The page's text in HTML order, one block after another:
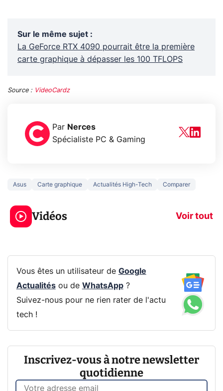
Sur le même sujet :
La GeForce RTX 4090 pourrait être la première
carte graphique à dépasser les 100 TFLOPS
Source : VideoCardz
Par Nerces
Spécialiste PC & Gaming
Asus Carte graphique Actualités High-Tech Comparer
Vidéos Voir tout
5 générations de
jeux dans la
prochaine Xbox !
Ce que vous
navigation
Vous êtes un utilisateur de Google
Actualitésou de WhatsApp?
Suivez-nous pour ne rien rater de l'actu
tech !
Inscrivez-vous à notre newsletter
quotidienne